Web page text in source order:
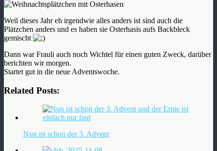
Weil dieses Jahr eh irgendwie alles anders ist sind auch die
Plätzchen anders und es haben sie Osterhasis aufs Backbleck
gemischt
Dann war Frauli auch noch Wichtel für einen guten Zweck, darüber
berichten wir morgen.
Startet gut in die neue Adventswoche.
Related Posts:
Nun ist schon der 3. Advent